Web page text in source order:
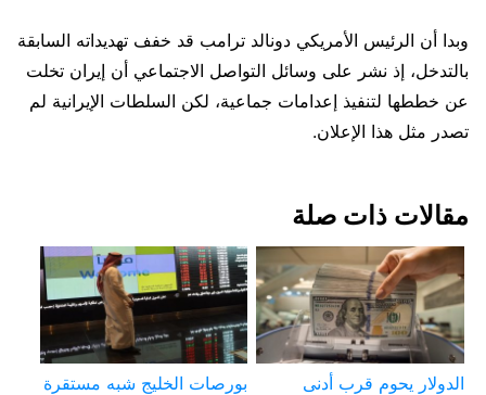
وبدا أن الرئيس الأمريكي دونالد ترامب قد خفف تهديداته السابقة
بالتدخل، إذ نشر على وسائل التواصل الاجتماعي أن إيران تخلت
عن خططها لتنفيذ إعدامات جماعية، لكن السلطات الإيرانية لم
تصدر مثل هذا الإعلان.
مقالات ذات صلة
الدولار يحوم قرب أدنى
بورصات الخليج شبه مستقرة